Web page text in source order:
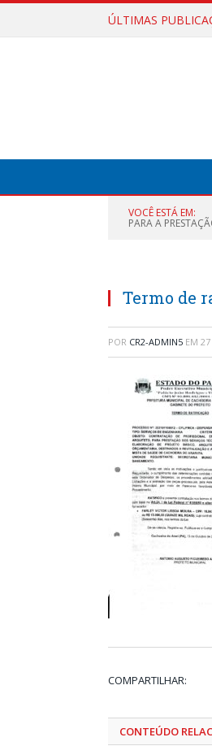
ÚLTIMAS
VOCÊ ESTÁ EM:
PARA A
Termo de
POR CR2-ADMIN5 EM 27
COMPARTILHAR:
CONTEÚDO